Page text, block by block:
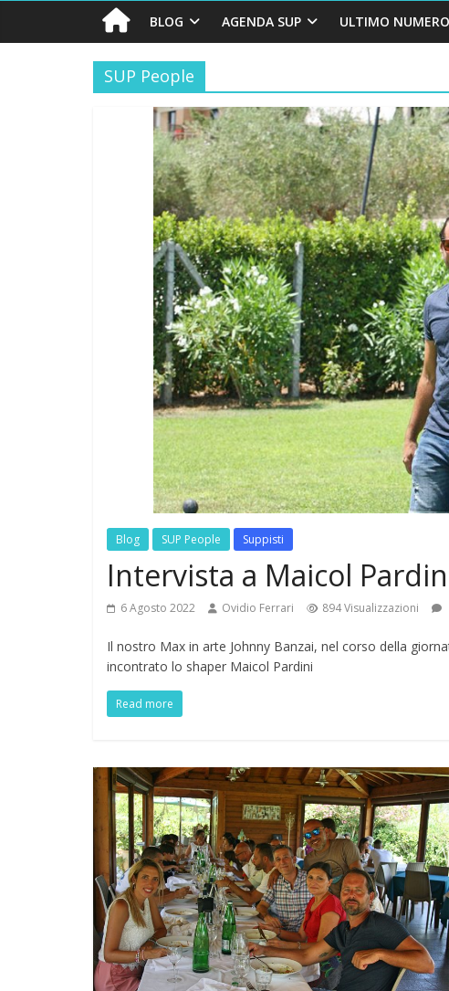
BLOG AGENDA SUP ULTIMO NUMERO
SUP People
Blog SUP People Suppisti
Intervista a Maicol
6 Agosto 2022 Ovidio Ferrari 894 Visualizzazioni
Il nostro Max in arte Johnny Banzai, nel corso della
incontrato lo shaper Maicol Pardini
Read more